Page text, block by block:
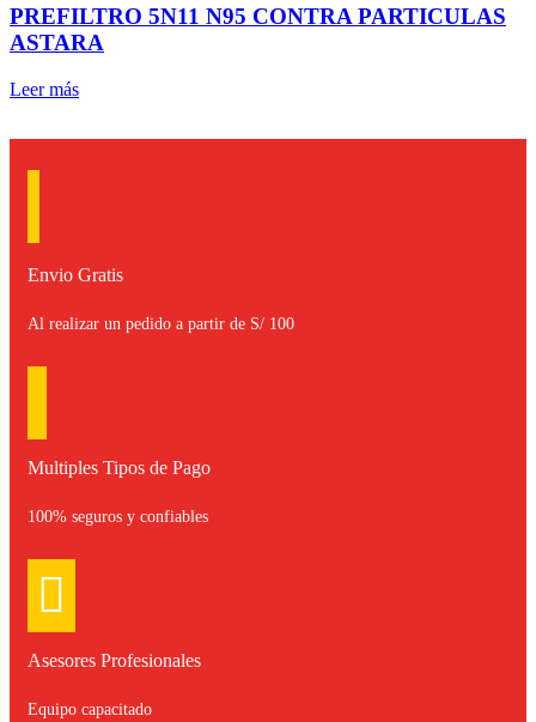
PREFILTRO 5N11 N95 CONTRA PARTICULAS
ASTARA
Leer más
Envio Gratis
Al realizar un pedido a partir de S/ 100
Multiples Tipos de Pago
100% seguros y confiables
Asesores Profesionales
Equipo capacitado